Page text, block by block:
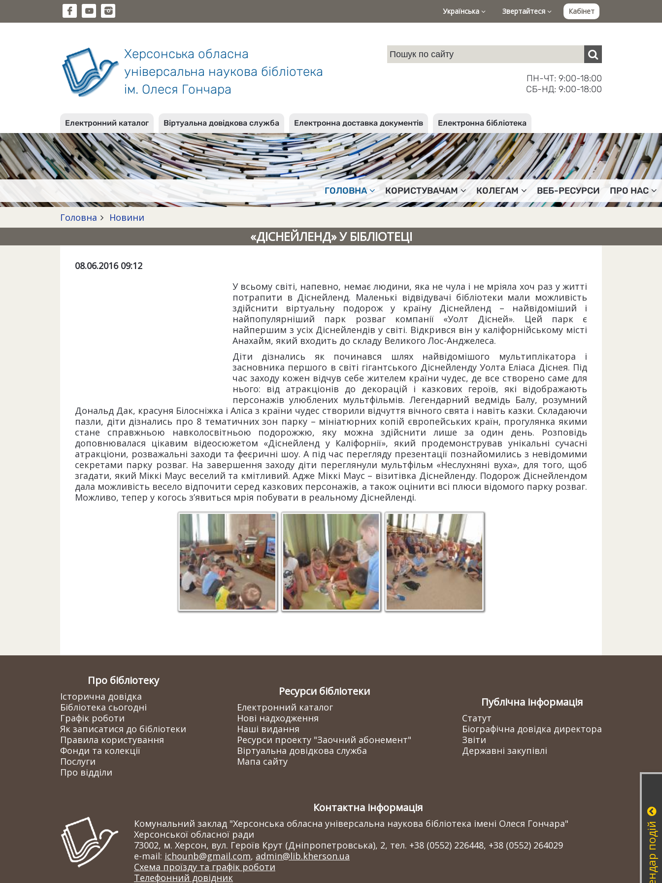
Українська Звертайтеся Кабінет
Херсонська обласна
універсальна наукова бібліотека
ім. Олеся Гончара
ПН-ЧТ: 9:00-18:00
СБ-НД: 9:00-18:00
Електронний каталог Віртуальна довідкова служба Електронна доставка документів Електронна бібліотека
ГОЛОВНА КОРИСТУВАЧАМ КОЛЕГАМ ВЕБ-РЕСУРСИ ПРО НАС
Головна Новини
«ДІСНЕЙЛЕНД» У БІБЛІОТЕЦІ
08.06.2016 09:12
У всьому світі, напевно, немає людини, яка не чула і не мріяла хоч раз у житті
потрапити в Діснейленд. Маленькі відвідувачі бібліотеки мали можливість
здійснити віртуальну подорож у країну Діснейленд – найвідоміший і
найпопулярніший парк розваг компанії «Уолт Дісней». Цей парк є
найпершим з усіх Діснейлендів у світі. Відкрився він у каліфорнійському місті
Анахайм, який входить до складу Великого Лос-Анджелеса.
Діти дізнались як починався шлях найвідомішого мультиплікатора і
засновника першого в світі гігантського Діснейленду Уолта Еліаса Діснея. Під
час заходу кожен відчув себе жителем країни чудес, де все створено саме для
нього: від атракціонів до декорацій і казкових героїв, які відображають
персонажів улюблених мультфільмів. Легендарний ведмідь Балу, розумний
Дональд Дак, красуня Білосніжка і Аліса з країни чудес створили відчуття вічного свята і навіть казки. Складаючи
пазли, діти дізнались про 8 тематичних зон парку – мініатюрних копій європейських країн, прогулянка якими
стане справжньою навколосвітньою подорожжю, яку можна здійснити лише за один день. Розповідь
доповнювалася цікавим відеосюжетом «Діснейленд у Каліфорнії», який продемонстрував унікальні сучасні
атракціони, розважальні заходи та феєричні шоу. А під час перегляду презентації познайомились з невідомими
секретами парку розваг. На завершення заходу діти переглянули мультфільм «Неслухняні вуха», для того, щоб
згадати, який Міккі Маус веселий та кмітливий. Адже Міккі Маус – візитівка Діснейленду. Подорож Діснейлендом
дала можливість весело відпочити серед казкових персонажів, а також оцінити всі плюси відомого парку розваг.
Можливо, тепер у когось з’явиться мрія побувати в реальному Діснейленді.
Розкриваємо таємниці
парку "Діснейленд"
Складаємо мапу
Діснейленду
Слухаємо про
Діснейленд
Про бібліотеку
Історична довідка
Бібліотека сьогодні
Графік роботи
Як записатися до бібліотеки
Правила користування
Фонди та колекції
Послуги
Про відділи
Ресурси бібліотеки
Електронний каталог
Нові надходження
Наші видання
Ресурси проекту "Заочний абонемент"
Віртуальна довідкова служба
Мапа сайту
Публічна інформація
Статут
Біографічна довідка директора
Звіти
Державні закупівлі
Контактна інформація
Комунальний заклад "Херсонська обласна універсальна наукова бібліотека імені Олеся Гончара"
Херсонської обласної ради
73002, м. Херсон, вул. Героїв Крут (Дніпропетровська), 2, тел. +38 (0552) 226448, +38 (0552) 264029
e-mail: ichounb@gmail.com, admin@lib.kherson.ua
Схема проїзду та графік роботи
Телефонний довідник
Календар подій